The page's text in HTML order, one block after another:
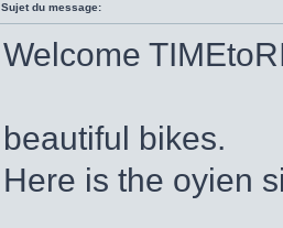
Sujet du message:
Welcome
beautiful bikes.
Here is the oyien